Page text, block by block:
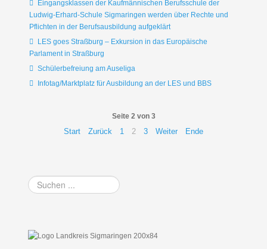
Eingangsklassen der Kaufmännischen Berufsschule der
Ludwig-Erhard-Schule Sigmaringen werden über Rechte und
Pflichten in der Berufsausbildung aufgeklärt
LES goes Straßburg – Exkursion in das Europäische
Parlament in Straßburg
Schülerbefreiung am Auseliga
Infotag/Marktplatz für Ausbildung an der LES und BBS
Seite 2 von 3
Start Zurück 1 2 3 Weiter Ende
Suchen
...